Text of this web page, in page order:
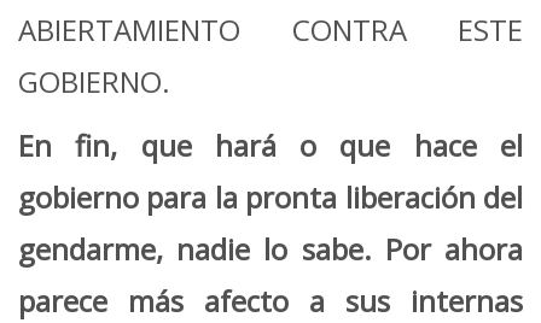
ABIERTAMIENTO CONTRA ESTE
GOBIERNO.
En fin, que hará o que hace el
gobierno para la pronta liberación del
gendarme, nadie lo sabe. Por ahora
parece más afecto a sus internas